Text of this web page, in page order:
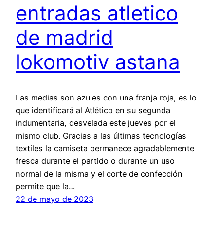
entradas atletico
de madrid
lokomotiv astana
Las medias son azules con una franja roja, es lo
que identificará al Atlético en su segunda
indumentaria, desvelada este jueves por el
mismo club. Gracias a las últimas tecnologías
textiles la camiseta permanece agradablemente
fresca durante el partido o durante un uso
normal de la misma y el corte de confección
permite que la…
22 de mayo de 2023